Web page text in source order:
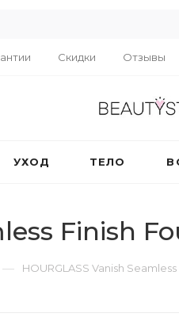
Скидки Отзывы
УХОД ТЕЛО
Finish
— HOURGLASS Vanish